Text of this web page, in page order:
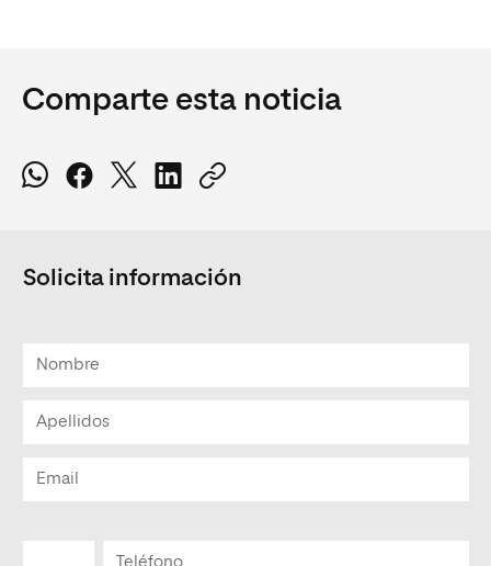
Comparte esta noticia
Solicita información